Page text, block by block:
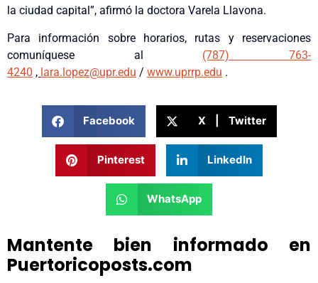
la ciudad capital”, afirmó la doctora Varela Llavona.
Para información sobre horarios, rutas y reservaciones
comuníquese al (787) 763-
4240 , lara.lopez@upr.edu / www.uprrp.edu .
Facebook X | Twitter
Pinterest LinkedIn
WhatsApp
Mantente bien informado en
Puertoricoposts.com